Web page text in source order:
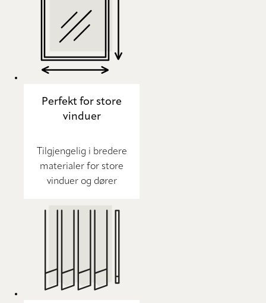
Perfekt for store
vinduer
Tilgjengelig i bredere
materialer for store
vinduer og dører